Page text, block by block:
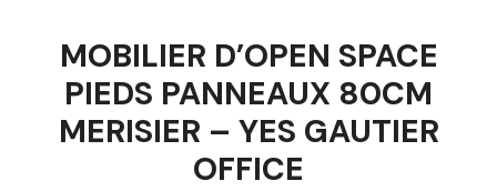
MOBILIER D’OPEN SPACE
PIEDS PANNEAUX 80CM
MERISIER – YES GAUTIER
OFFICE